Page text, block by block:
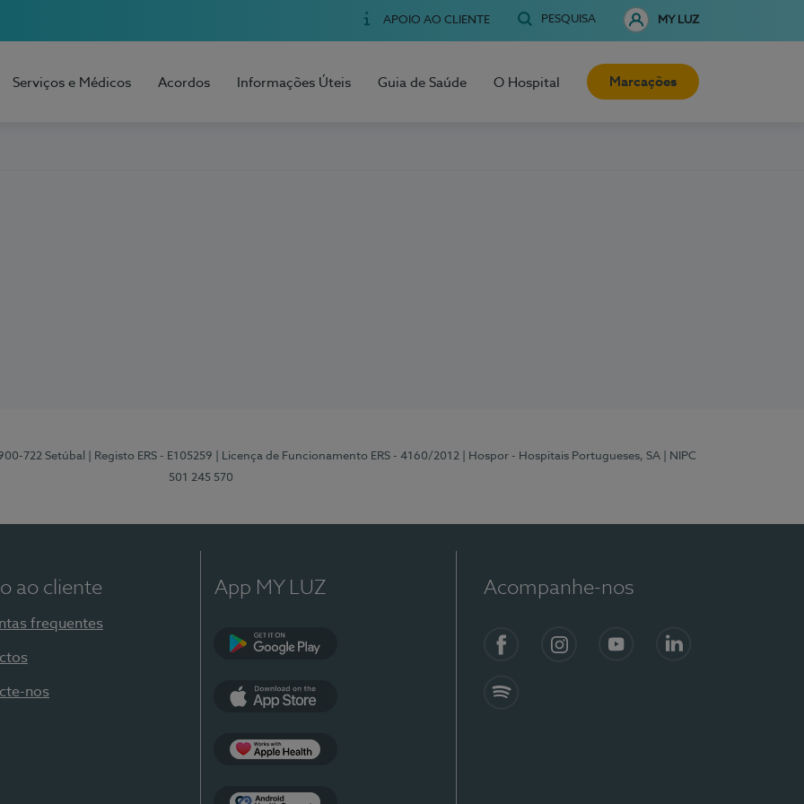
APOIO AO CLIENTE PESQUISA MY LUZ
Serviços e Médicos Acordos Informações Úteis Guia de Saúde O Hospital Marcações
722 Setúbal | Registo ERS - E105259 | Licença de Funcionamento ERS - 4160/2012 | Hospor - Hospitais Portugueses, SA
| NIPC
501 245 570
ao cliente
frequentes
nos
App MY LUZ Acompanhe-nos